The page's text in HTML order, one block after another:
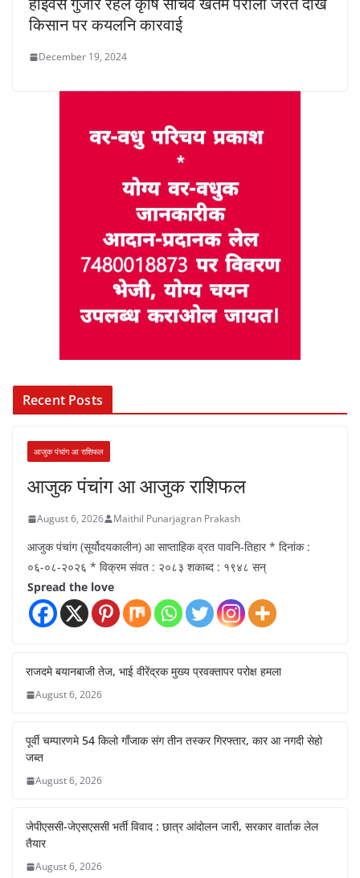
किसान पर कयलनि कारवाई
December 19, 2024
Recent Posts
आजुक पंचांग आ राशिफल
आजुक पंचांग आ आजुक राशिफल
August 6, 2026 Maithil Punarjagran Prakash
आजुक पंचांग (सूर्योदयकालीन) आ साप्ताहिक व्रत पावनि-तिहार * दिनांक :
०६-०८-२०२६ * विक्रम संवत : २०८३ शकाब्द : १९४८ सन्
Spread the love
राजदमे बयानबाजी तेज, भाई वीरेंद्रक मुख्य प्रवक्तापर परोक्ष हमला
August 6, 2026
पूर्वी चम्पारणमे 54 किलो गाँजाक संग तीन तस्कर गिरफ्तार, कार आ नगदी सेहो
जब्त
August 6, 2026
जेपीएससी-जेएसएससी भर्ती विवाद : छात्र आंदोलन जारी, सरकार वार्ताक लेल
तैयार
August 6, 2026